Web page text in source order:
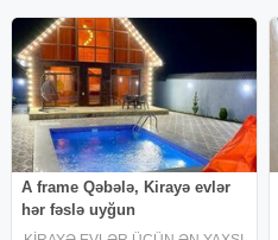
A frame Qəbələ, Kirayə evlər
hər fəslə uyğun